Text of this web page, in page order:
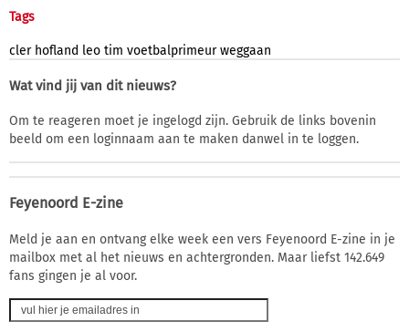
Tags
cler hofland leo tim voetbalprimeur weggaan
Wat vind jij van dit nieuws?
Om te reageren moet je ingelogd zijn. Gebruik de links bovenin
beeld om een loginnaam aan te maken danwel in te loggen.
Feyenoord E-zine
Meld je aan en ontvang elke week een vers Feyenoord E-zine in je
mailbox met al het nieuws en achtergronden. Maar liefst 142.649
fans gingen je al voor.